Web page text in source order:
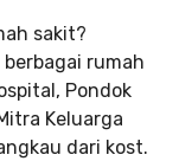
sakit?
rumah
Pondok
Keluarga
dari kost.